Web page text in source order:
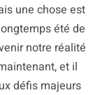
une chose est
été de
notre réalité
et il
défis majeurs